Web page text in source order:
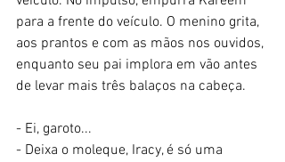
para a frente do veículo. O menino grita,
aos prantos e com as mãos nos ouvidos,
enquanto seu pai implora em vão antes
de levar mais três balaços na cabeça.
- Ei, garoto...
- Deixa o moleque, Iracy, é só uma